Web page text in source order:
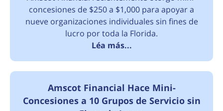
concesiones de $250 a $1,000 para apoyar a
nueve organizaciones individuales sin fines de
lucro por toda la Florida.
Léa más...
Amscot Financial Hace Mini-
Concesiones a 10 Grupos de Servicio sin